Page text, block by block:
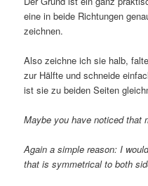
eine in beide Richtungen
zeichnen.
Also zeichne ich sie halb,
zur Hälfte und schneide
ist sie zu beiden Seiten
Maybe you have noticed that
Again a simple reason: I
that is symmetrical to both